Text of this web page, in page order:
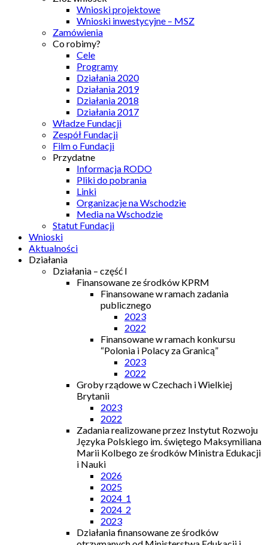
Wnioski projektowe
Wnioski inwestycyjne – MSZ
Zamówienia
Co robimy?
Cele
Programy
Działania 2020
Działania 2019
Działania 2018
Działania 2017
Władze Fundacji
Zespół Fundacji
Film o Fundacji
Przydatne
Informacja RODO
Pliki do pobrania
Linki
Organizacje na Wschodzie
Media na Wschodzie
Statut Fundacji
Wnioski
Aktualności
Działania
Działania – część I
Finansowane ze środków KPRM
Finansowane w ramach zadania
publicznego
2023
2022
Finansowane w ramach konkursu
“Polonia i Polacy za Granicą”
2023
2022
Groby rządowe w Czechach i Wielkiej
Brytanii
2023
2022
Zadania realizowane przez Instytut Rozwoju
Języka Polskiego im. świętego Maksymiliana
Marii Kolbego ze środków Ministra Edukacji
i Nauki
2026
2025
2024_1
2024_2
2023
Działania finansowane ze środków